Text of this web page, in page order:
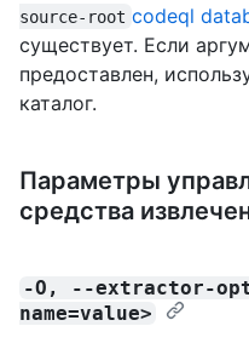
source-root codeql
существует. Если
предоставлен,
каталог.
Параметры
средства
-O, --extractor-
name=value>